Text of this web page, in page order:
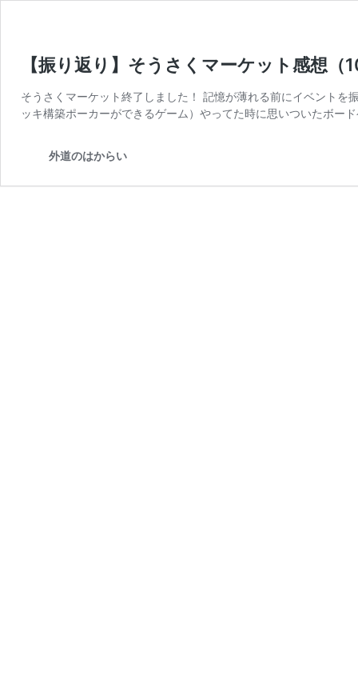
【振り返り】そうさくマーケット感想（
そうさくマーケット終了しました！ 記憶が薄れる前にイベント
ッキ構築ポーカーができるゲーム）やってた時に思いついたボー
外道のはからい